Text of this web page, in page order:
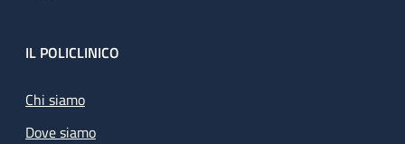
Footer
IL POLICLINICO
Chi siamo
Dove siamo